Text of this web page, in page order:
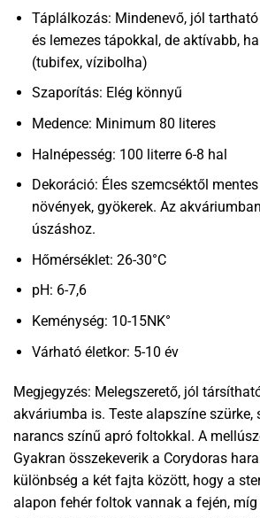
Táplálkozás: Mindenevő, jól
és lemezes tápokkal, de aktívabb,
(tubifex, vízibolha)
Szaporítás: Elég könnyű
Medence: Minimum 80 literes
Halnépesség: 100 literre 6-8 hal
Dekoráció: Éles szemcséktől
növények, gyökerek. Az
úszáshoz.
Hőmérséklet: 26-30°C
pH: 6-7,6
Keménység: 10-15NK°
Várható életkor: 5-10 év
Megjegyzés: Melegszerető, jól
akváriumba is. Teste alapszíne szürke,
narancs színű apró foltokkal. A
Gyakran összekeverik a Corydoras
különbség a két fajta között, hogy a
alapon fehér foltok vannak a fején,